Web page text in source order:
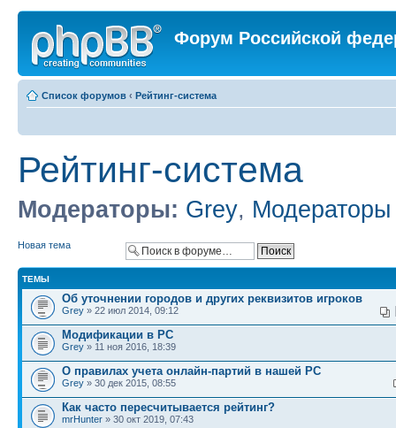
Форум Российской
Список форумов ‹ Рейтинг-система
Рейтинг-система
Модераторы: Grey,
Новая тема
ТЕМЫ
Об уточнении городов и других реквизитов игроков
Grey » 22 июл 2014, 09:12
Модификации в РС
Grey » 11 ноя 2016, 18:39
О правилах учета онлайн-партий в нашей РС
Grey » 30 дек 2015, 08:55
Как часто пересчитывается рейтинг?
mrHunter » 30 окт 2019, 07:43